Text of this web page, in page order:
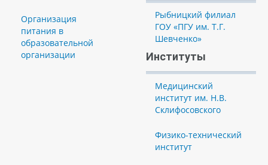
Организация
питания в
образовательной
организации
Рыбницкий филиал
ГОУ «ПГУ им. Т.Г.
Шевченко»
Институты
Медицинский
институт им. Н.В.
Склифосовского
Физико-технический
институт